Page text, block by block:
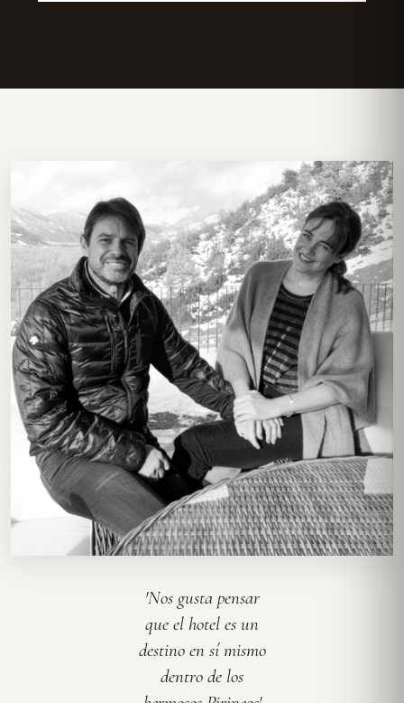
'Nos gusta pensar
que el hotel es un
destino en sí mismo
dentro de los